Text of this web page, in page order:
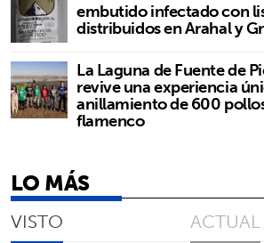
embutido infectado con
distribuidos en Arahal y
La Laguna de Fuente de
revive una experiencia
anillamiento de 600
flamenco
LO MÁS
VISTO ACTUAL